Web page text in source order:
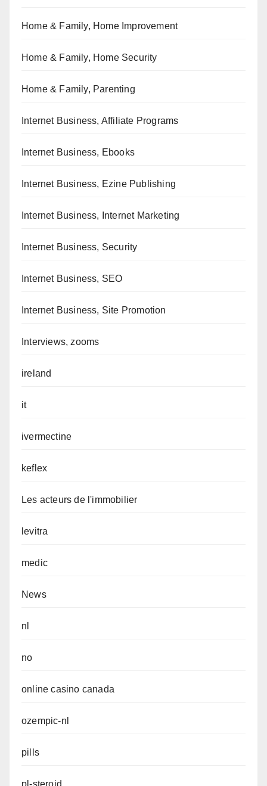
Home & Family, Home Improvement
Home & Family, Home Security
Home & Family, Parenting
Internet Business, Affiliate Programs
Internet Business, Ebooks
Internet Business, Ezine Publishing
Internet Business, Internet Marketing
Internet Business, Security
Internet Business, SEO
Internet Business, Site Promotion
Interviews, zooms
ireland
it
ivermectine
keflex
Les acteurs de l'immobilier
levitra
medic
News
nl
no
online casino canada
ozempic-nl
pills
pl-steroid